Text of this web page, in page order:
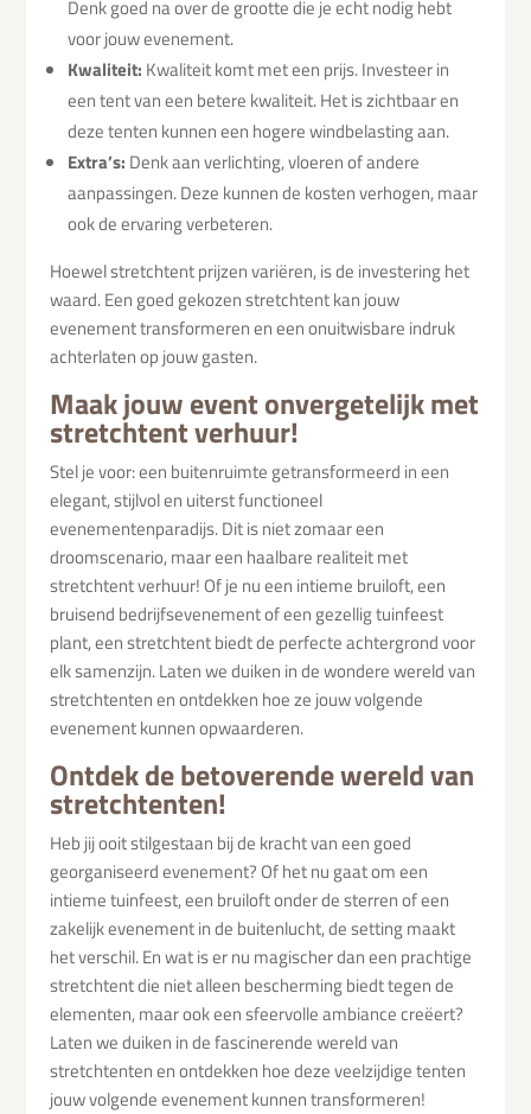
Denk goed na over de grootte die je echt nodig hebt
voor jouw evenement.
Kwaliteit: Kwaliteit komt met een prijs. Investeer in
een tent van een betere kwaliteit. Het is zichtbaar en
deze tenten kunnen een hogere windbelasting aan.
Extra’s: Denk aan verlichting, vloeren of andere
aanpassingen. Deze kunnen de kosten verhogen, maar
ook de ervaring verbeteren.
Hoewel stretchtent prijzen variëren, is de investering het
waard. Een goed gekozen stretchtent kan jouw
evenement transformeren en een onuitwisbare indruk
achterlaten op jouw gasten.
Maak jouw event onvergetelijk met
stretchtent verhuur!
Stel je voor: een buitenruimte getransformeerd in een
elegant, stijlvol en uiterst functioneel
evenementenparadijs. Dit is niet zomaar een
droomscenario, maar een haalbare realiteit met
stretchtent verhuur! Of je nu een intieme bruiloft, een
bruisend bedrijfsevenement of een gezellig tuinfeest
plant, een stretchtent biedt de perfecte achtergrond voor
elk samenzijn. Laten we duiken in de wondere wereld van
stretchtenten en ontdekken hoe ze jouw volgende
evenement kunnen opwaarderen.
Ontdek de betoverende wereld van
stretchtenten!
Heb jij ooit stilgestaan bij de kracht van een goed
georganiseerd evenement? Of het nu gaat om een
intieme tuinfeest, een bruiloft onder de sterren of een
zakelijk evenement in de buitenlucht, de setting maakt
het verschil. En wat is er nu magischer dan een prachtige
stretchtent die niet alleen bescherming biedt tegen de
elementen, maar ook een sfeervolle ambiance creëert?
Laten we duiken in de fascinerende wereld van
stretchtenten en ontdekken hoe deze veelzijdige tenten
jouw volgende evenement kunnen transformeren!